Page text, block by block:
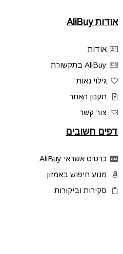
אודות AliBuy
אודות
AliBuy בתקשורת
גילוי נאות
תקנון האתר
צור קשר
דפים חשובים
כרטיס אשראי AliBuy
מנוע חיפוש באמזון
סקירות וביקורות